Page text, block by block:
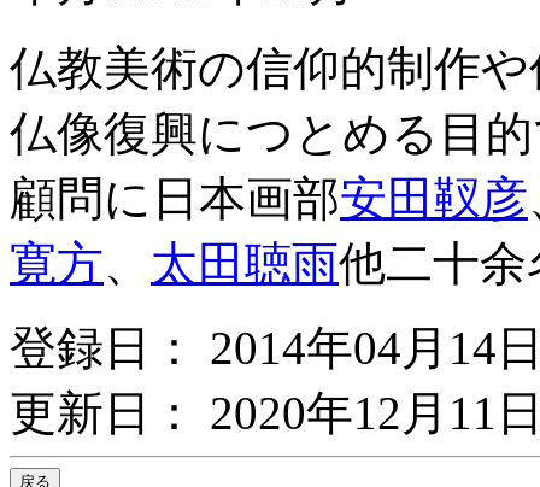
仏教美術の信仰的制作
仏像復興につとめる目
顧問に日本画部安田靫彦
寛方、 太田聴雨他二十
登録日： 2014年04月14
更新日： 2020年12月11